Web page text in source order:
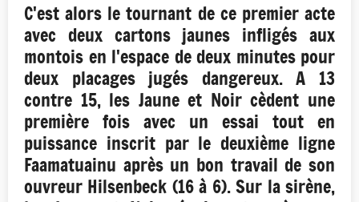
C'est alors le tournant de ce premier acte
avec deux cartons jaunes infligés aux
montois en l'espace de deux minutes pour
deux placages jugés dangereux. A 13
contre 15, les Jaune et Noir cèdent une
première fois avec un essai tout en
puissance inscrit par le deuxième ligne
Faamatuainu après un bon travail de son
ouvreur Hilsenbeck (16 à 6). Sur la sirène,